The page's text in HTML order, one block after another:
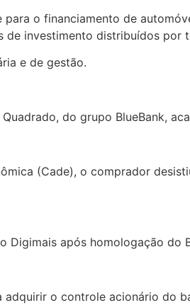
o financiamento de
investimento distribuídos por
e de gestão.
do grupo BlueBank,
(Cade), o comprador
Digimais após homologação do
adquirir o controle acionário do